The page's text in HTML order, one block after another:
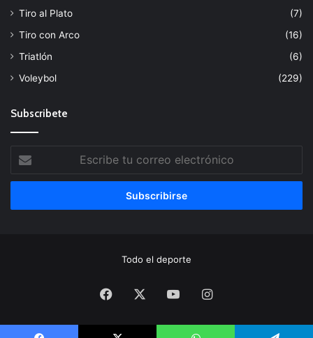
Tiro al Plato
(7)
Tiro con Arco
(16)
Triatlón
(6)
Voleybol
(229)
Subscribete
tu
correo
Todo el deporte
Facebook YouTubeInstagram